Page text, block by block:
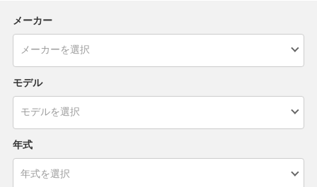
メーカー
モデル
年式